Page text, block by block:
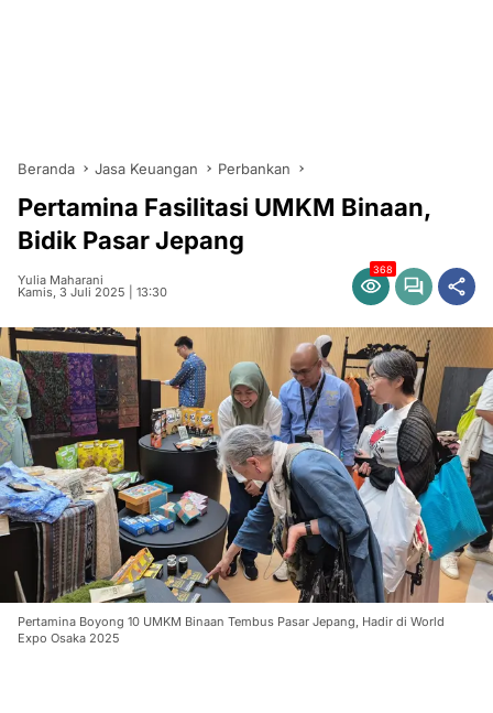
Beranda Jasa Keuangan Perbankan
Pertamina Fasilitasi UMKM Binaan,
Bidik Pasar Jepang
Yulia Maharani
Kamis, 3 Juli 2025 | 13:30
368
Pertamina Boyong 10 UMKM Binaan Tembus Pasar Jepang, Hadir di World
Expo Osaka 2025